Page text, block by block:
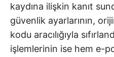
kaydına ilişkin kanıt
güvenlik ayarlarının,
kodu aracılığıyla
işlemlerinin ise hem e-